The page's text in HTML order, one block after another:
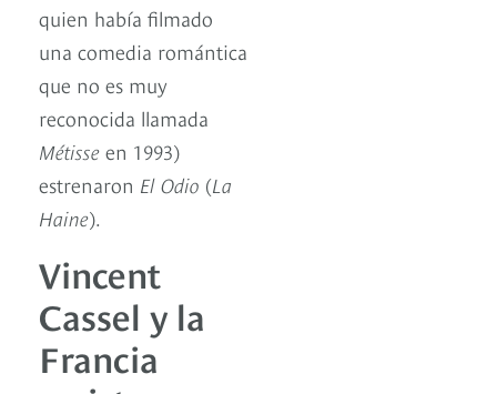
quien había filmado
una comedia romántica
que no es muy
reconocida llamada
Métisse en 1993)
estrenaron El Odio (La
Haine).
Vincent
Cassel y la
Francia